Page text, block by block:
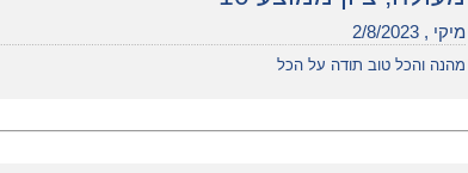
מיקי , 2/8/2023
מהנה והכל טוב תודה על הכל